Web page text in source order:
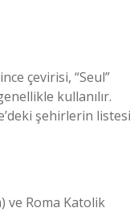
çevirisi, “Seul”
kullanılır.
şehirlerin listesi
ve Roma Katolik